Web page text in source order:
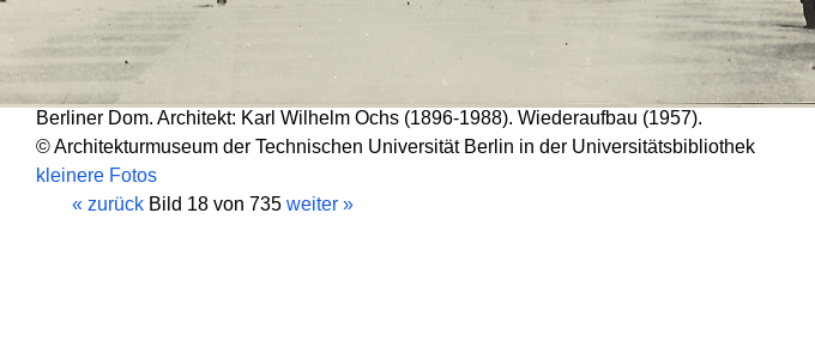
Berliner Dom. Architekt: Karl Wilhelm Ochs (1896-1988). Wiederaufbau (1957).
© Architekturmuseum der Technischen Universität Berlin in der Universitätsbibliothek
kleinere Fotos
« zurück Bild 18 von 735 weiter »